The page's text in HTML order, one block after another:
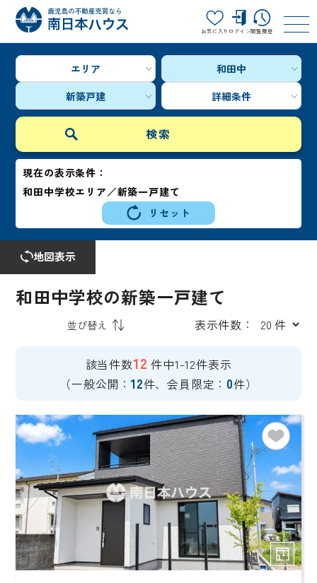
お気に入り ログイン閲覧履歴
エリア
和田中
新築戸建
詳細条件
現在の表示条件：
和田中学校エリア／新築一戸建て
リセット
地図表示
和田中学校の新築一戸建て
表示件数：
該当件数12 件中1-12件表示
（一般公開：12件、会員限定： 0件）